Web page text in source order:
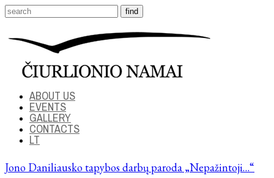
ABOUT US
EVENTS
GALLERY
CONTACTS
LT
Jono Daniliausko tapybos darbų paroda „Nepažintoji…“